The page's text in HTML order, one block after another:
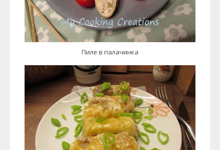
Пиле в палачинка